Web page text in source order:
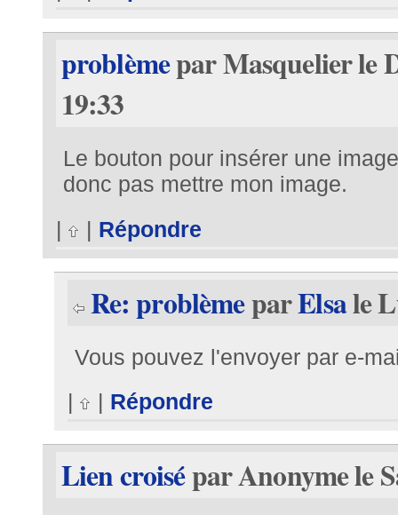
problèmepar Masquelier le
19:33
Le bouton pour insérer une
donc pas mettre mon image.
|
| Répondre
Re: problèmeparElsale
Vous pouvez l'envoyer par e-
|
| Répondre
Lien croisépar Anonyme le